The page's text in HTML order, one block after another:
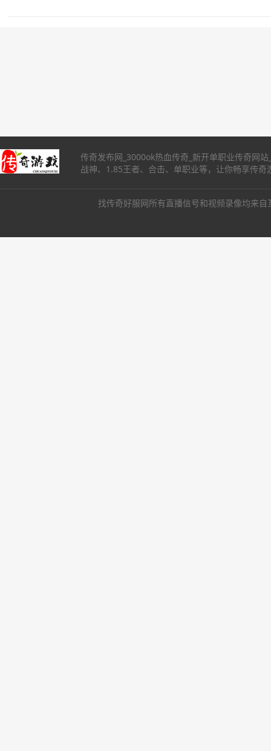
传奇发布网_3000ok热血传奇_新开单职业传奇网
战神、1.85王者、合击、单职业等，让你畅享传
找传奇好服网所有直播信号和视频录像均来